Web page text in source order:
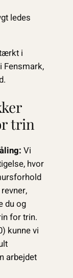
ledes
i
Fensmark,
trin
Vi
hvor
du og
for trin.
kunne vi
arbejdet